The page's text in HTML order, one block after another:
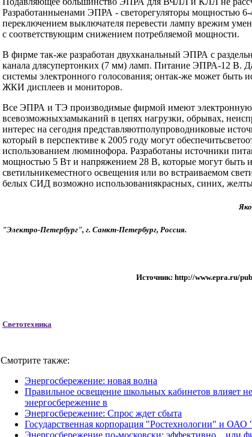
Разработанныенами ЭПРА - светорегуляторы мощностью
переключением выключателя перевести лампу врежим
с соответствующим снижением потребляемой мощности.
В фирме так-же разработан двухканальный ЭПРА с
канала длясупертонких (7 мм) ламп. Питание ЭПРА-12 В.
системы электронного голосования; онтак-же может быть
ЖКИ дисплеев и мониторов.
Все ЭПРА и ТЭ производимые фирмой имеют электронную
всевозможныхзамыканий в цепях нагрузки, обрывах,
интерес на сегодня представляютполупроводниковые
который в перспективе к 2005 году могут
использованием люминофора. Разработаны источники
мощностью 5 Вт и напряжением 28 В, которые могут быть
светильникеместного освещения или во встраиваемом
белых СИД возможно использованиякрасных, синих,
"Электро-Петербург", г. Санкт-Петербург, Россия.
Источник: http://www.epra.ru/
Светотехника
Смотрите также:
Энергосбережение: новая волна
Правильное освещение школьных кабинетов влияет
энергосбережение в
Энергосбережение: Спрос ждет сбыта
Государственная корпорация "Ростехнологии" и ОАО
Энергосбережение по-московски: эффективно... или